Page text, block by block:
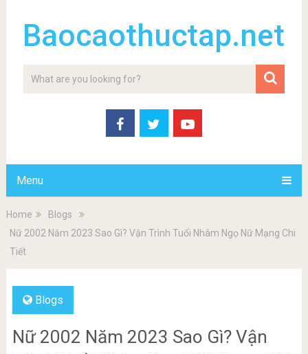
Baocaothuctap.net
Menu
Home
Blogs
Nữ 2002 Năm 2023 Sao Gì? Vận Trình Tuổi Nhâm Ngọ Nữ Mạng Chi
Tiết
Blogs
Nữ 2002 Năm 2023 Sao Gì? Vận